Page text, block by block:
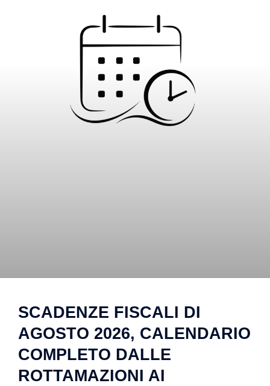
SCADENZE FISCALI DI
AGOSTO 2026, CALENDARIO
COMPLETO DALLE
ROTTAMAZIONI AI